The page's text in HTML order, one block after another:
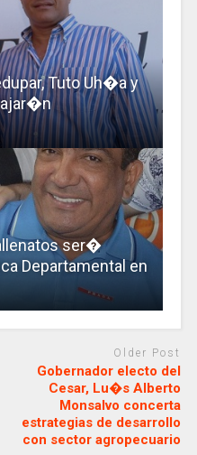
Tuto Uh�a y
ser�
Departamental en
Older Post
Gobernador electo del
Cesar, Lu�s Alberto
Monsalvo concerta
estrategias de desarrollo
con sector agropecuario